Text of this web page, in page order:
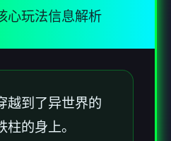
心玩法信息解析
越到了异世界的
的身上。